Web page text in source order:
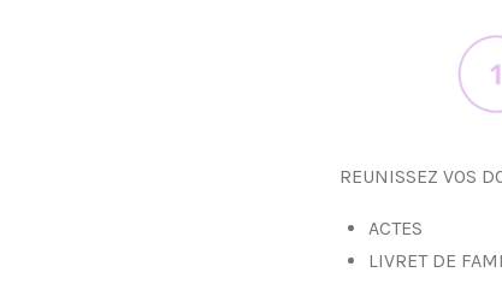
REUNISSEZ VOS
ACTES
LIVRET DE